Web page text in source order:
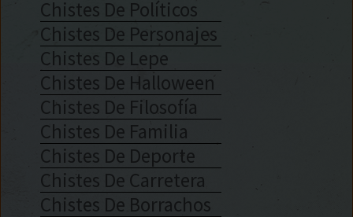
Chistes De Políticos
Chistes De Personajes
Chistes De Lepe
Chistes De Halloween
Chistes De Filosofía
Chistes De Familia
Chistes De Deporte
Chistes De Carretera
Chistes De Borrachos